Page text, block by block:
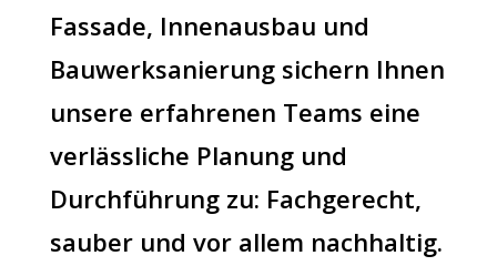
Fassade, Innenausbau und
Bauwerksanierung sichern Ihnen
unsere erfahrenen Teams eine
verlässliche Planung und
Durchführung zu: Fachgerecht,
sauber und vor allem nachhaltig.